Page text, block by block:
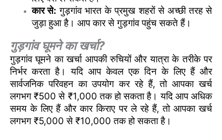
कार से: गुड़गांव भारत के प्रमुख शहरों से अच्छी तरह से
जुड़ा हुआ है। आप कार से गुड़गांव पहुंच सकते हैं।
गुड़गांव घूमने का खर्चा?
गुड़गांव घूमने का खर्चा आपकी रुचियों और यात्रा के तरीके पर
निर्भर करता है। यदि आप केवल एक दिन के लिए हैं और
सार्वजनिक परिवहन का उपयोग कर रहे हैं, तो आपका खर्च
लगभग ₹500 से ₹1,000 तक हो सकता है। यदि आप अधिक
समय के लिए हैं और कार किराए पर ले रहे हैं, तो आपका खर्च
लगभग ₹5,000 से ₹10,000 तक हो सकता है।